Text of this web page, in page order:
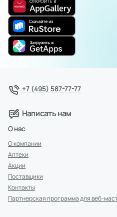
+7 (495) 587-77-77
Написать нам
О нас
О компании
Аптеки
Акции
Поставщики
Контакты
Партнерская программа для веб-